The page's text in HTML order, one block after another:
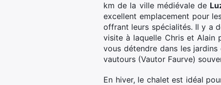
km de la ville médiévale de
excellent emplacement pour
offrant leurs spécialités. Il y a
visite à laquelle Chris et Alain
vous détendre dans les jardins
vautours (Vautor Faurve)
En hiver, le chalet est idéal